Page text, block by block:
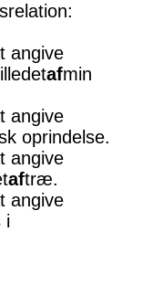
angive
afmin
angive
oprindelse.
angive
aftræ.
angive
i